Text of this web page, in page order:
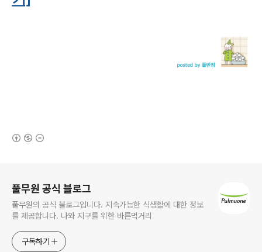
풀무원 공식 블로그
풀무원의 공식 블로그입니다. 지속가능한 식생활에 대한 정보
를 제공합니다. 나와 지구를 위한 바른먹거리
구독하기